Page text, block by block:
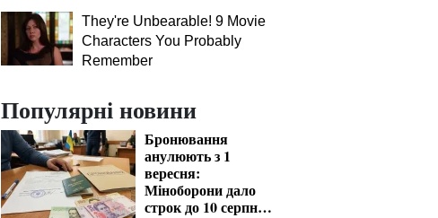
They're Unbearable! 9 Movie
Characters You Probably
Remember
Популярні новини
Бронювання
анулюють з 1
вересня:
Міноборони дало
строк до 10 серпня